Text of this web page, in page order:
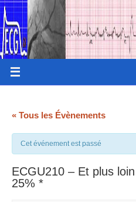
« Tous les Évènements
Cet événement est passé
ECGU210 – Et plus
25% *